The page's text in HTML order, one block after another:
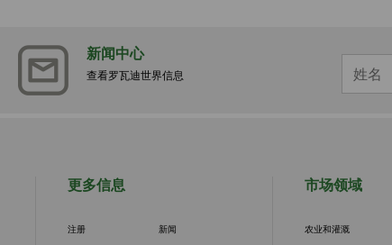
新闻中心
查看罗瓦迪世界信息
更多信息
注册
新闻
市场领域
农业和灌溉